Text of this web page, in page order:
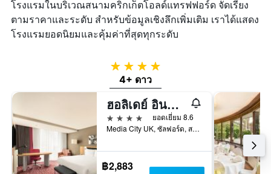
โรงแรมในบริเวณสนามคริกเก็ตโอลด์แทรฟฟอร์ด จัดเรียง
ตามราคาและระดับ สำหรับข้อมูลเชิงลึกเพิ่มเติม เราได้แสดง
โรงแรมยอดนิยมและคุ้มค่าที่สุดทุกระดับ
4 ดาว
4+ ดาว
ฮอลิเดย์ อินน์ แมนเชสเตอร์-มีเดีย ซิตี้ ยูเค บาย IHG
4 ดาว
ยอดเยี่ยม 8.6
Media City UK, ซัลฟอร์ด, สหราชอาณาจักร
฿2,883